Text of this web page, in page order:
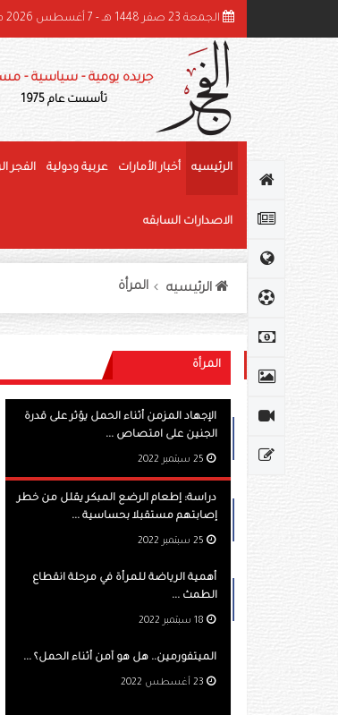
بن راشد: الشيخ زايد قائد عظيم وحّد الصف وأرسى دعائم النهضة
الجمعة 23 صفر 1448 هـ - 7 أغسطس 2026 م
جريده يومية - سياسية -
تأسست عام 1975
الرئيسيه أخبار الأمارات عربية ودولية الفجر
الاصدارات السابقه
الرئيسيه المرأة
المرأة
الإجهاد المزمن أثناء الحمل يؤثر على قدرة
الجنين على امتصاص ...
دراسة: إطعام الرضع المبكر يقلل من خطر
إصابتهم مستقبلا بحساسية ...
أهمية الرياضة للمرأة في مرحلة انقطاع
الطمث ...
الميتفورمين.. هل هو آمن أثناء الحمل؟ ...
أثناء الحمل يؤثر على قدرة الجنين على امتصاص الحديد